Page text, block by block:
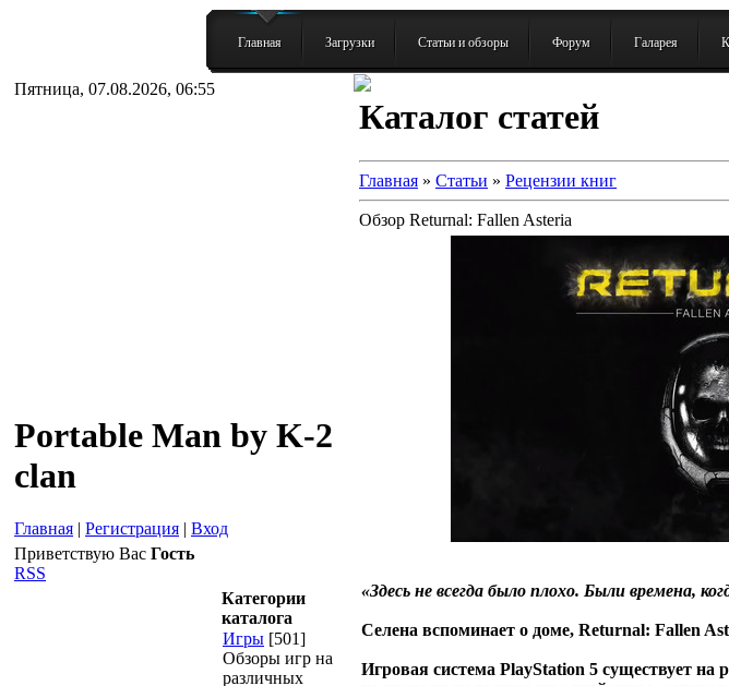
Главная Загрузки Статьи и обзоры Форум Галарея
Пятница, 07.08.2026, 06:55
Portable Man by K-2
clan
Главная | Регистрация | Вход
Приветствую Вас Гость
RSS
Категории
каталога
Игры [501]
Обзоры игр на
различных
Каталог статей
Главная » Статьи » Рецензии книг
Обзор Returnal: Fallen Asteria
«Здесь не всегда было плохо. Были времена,
Селена вспоминает о доме, Returnal: Fallen
Игровая система PlayStation 5 существует на